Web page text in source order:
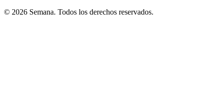
© 2026 Semana. Todos los derechos reservados.